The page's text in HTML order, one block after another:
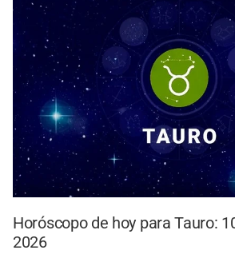
Horóscopo de hoy para Tauro:
2026